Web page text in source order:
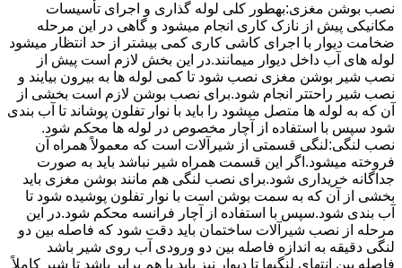
نصب بوشن مغزی:بهطور کلی لوله گذاری و اجرای تأسیسات
مکانیکی پیش از نازک کاری انجام میشود و گاهی در این مرحله
ضخامت دیوار با اجرای کاشی کاری کمی بیشتر از حد انتظار میشود
لوله های آب داخل دیوار میمانند.در این بخش لازم است پیش از
نصب شیر بوشن مغزی نصب شود تا کمی لوله ها به بیرون بیایند و
نصب شیر راحتتر انجام شود.برای نصب بوشن لازم است بخشی از
آن که به لوله ها متصل میشود را باید با نوار تفلون پوشاند تا آب بندی
شود سپس با استفاده از آچار مخصوص در لوله ها محکم شود.
نصب لنگی:لنگی قسمتی از شیرآلات است که معمولاً همراه آن
فروخته میشود.اگر این قسمت همراه شیر نباشد باید به صورت
جداگانه خریداری شود.برای نصب لنگی هم مانند بوشن مغزی باید
بخشی از آن که به سمت بوشن است با نوار تفلون پوشیده شود تا
آب بندی شود.سپس با استفاده از آچار فرانسه محکم شود.در این
مرحله از نصب شیرآلات ساختمان باید دقت شود که فاصله بین دو
لنگی دقیقه به اندازه فاصله بین دو ورودی آب روی شیر باشد
فاصله بین انتهای لنگیها تا دیوار نیز باید با هم برابر باشد تا شیر کاملاً